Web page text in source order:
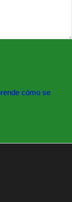
cómo se